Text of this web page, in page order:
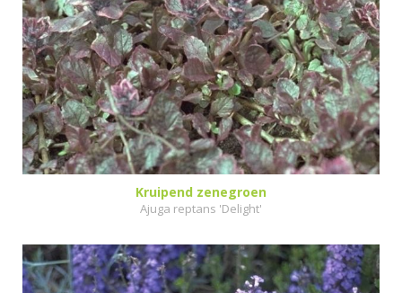
Kruipend zenegroen
Ajuga reptans 'Delight'